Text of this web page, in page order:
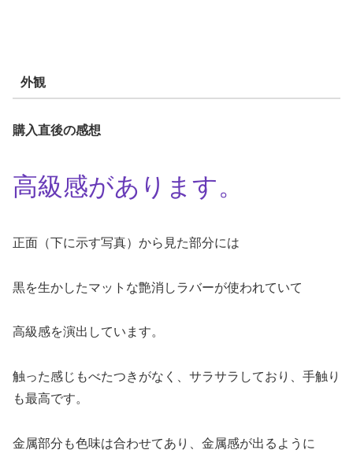
外観
購入直後の感想
高級感があります。
正面（下に示す写真）から見た部分には
黒を生かしたマットな艶消しラバーが使われていて
高級感を演出しています。
触った感じもべたつきがなく、サラサラしており、手触り
も最高です。
金属部分も色味は合わせてあり、金属感が出るように